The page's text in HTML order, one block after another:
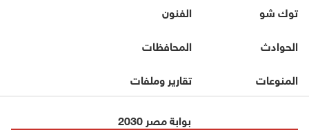
توك شو
الفنون
الحوادث
المحافظات
المنوعات
تقارير وملفات
بوابة مصر 2030